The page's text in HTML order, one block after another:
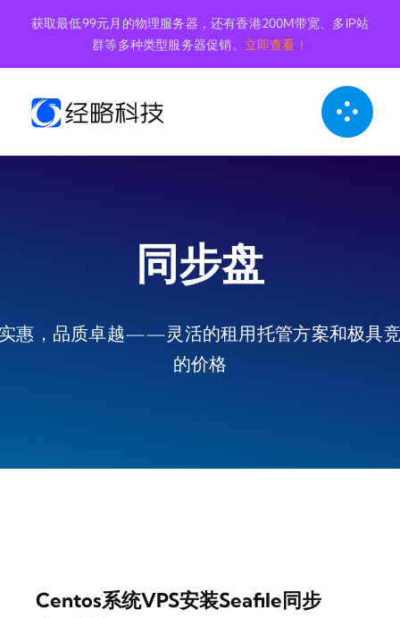
内
获取最低99元月的物理服务器，还有香港200M带宽、多IP站
群等多种类型服务器促销。 立即查看！
同步盘
惠，品质卓越——灵活的租用托管方案和极具
的价格
Centos系统VPS安装seafile同步